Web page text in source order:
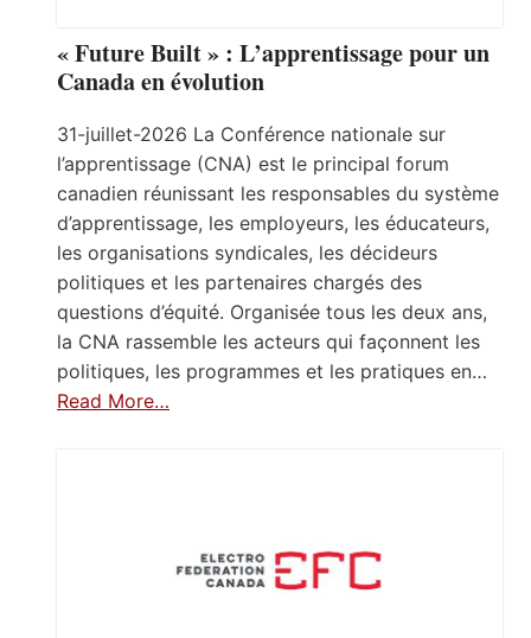
« Future Built » : L’apprentissage pour un
Canada en évolution
31-juillet-2026 La Conférence nationale sur
l’apprentissage (CNA) est le principal forum
canadien réunissant les responsables du système
d’apprentissage, les employeurs, les éducateurs,
les organisations syndicales, les décideurs
politiques et les partenaires chargés des
questions d’équité. Organisée tous les deux ans,
la CNA rassemble les acteurs qui façonnent les
politiques, les programmes et les pratiques en…
Read More…